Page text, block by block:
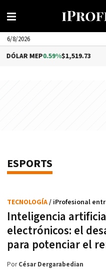
6/8/2026
DÓLAR MEP0.59%$1,519.73
ESPORTS
Inteligencia
electrónicos: el
para potenciar el
TECNOLOGÍA/ iProfesional
PorCésar Dergarabedian